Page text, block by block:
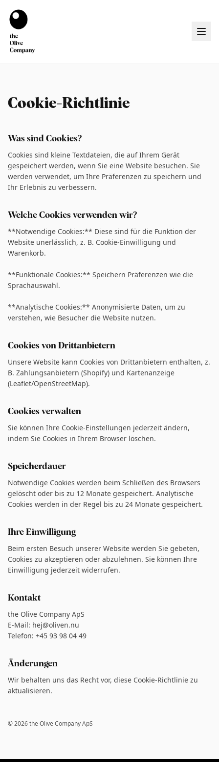
Cookie-Richtlinie
Was sind Cookies?
Cookies sind kleine Textdateien, die auf Ihrem Gerät
gespeichert werden, wenn Sie eine Website besuchen. Sie
werden verwendet, um Ihre Präferenzen zu speichern und
Ihr Erlebnis zu verbessern.
Welche Cookies verwenden wir?
**Notwendige Cookies:** Diese sind für die Funktion der
Website unerlässlich, z. B. Cookie-Einwilligung und
Warenkorb.
**Funktionale Cookies:** Speichern Präferenzen wie die
Sprachauswahl.
**Analytische Cookies:** Anonymisierte Daten, um zu
verstehen, wie Besucher die Website nutzen.
Cookies von Drittanbietern
Unsere Website kann Cookies von Drittanbietern enthalten, z.
B. Zahlungsanbietern (Shopify) und Kartenanzeige
(Leaflet/OpenStreetMap).
Cookies verwalten
Sie können Ihre Cookie-Einstellungen jederzeit ändern,
indem Sie Cookies in Ihrem Browser löschen.
Speicherdauer
Notwendige Cookies werden beim Schließen des Browsers
gelöscht oder bis zu 12 Monate gespeichert. Analytische
Cookies werden in der Regel bis zu 24 Monate gespeichert.
Ihre Einwilligung
Beim ersten Besuch unserer Website werden Sie gebeten,
Cookies zu akzeptieren oder abzulehnen. Sie können Ihre
Einwilligung jederzeit widerrufen.
Kontakt
the Olive Company ApS
E-Mail: hej@oliven.nu
Telefon: +45 93 98 04 49
Änderungen
Wir behalten uns das Recht vor, diese Cookie-Richtlinie zu
aktualisieren.
©2026the Olive Company ApS